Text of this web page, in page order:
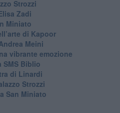
Strozzi
Zadi
Miniato
di Kapoor
Meini
vibrante emozione
SMS Biblio
di Linardi
Strozzi
San Miniato